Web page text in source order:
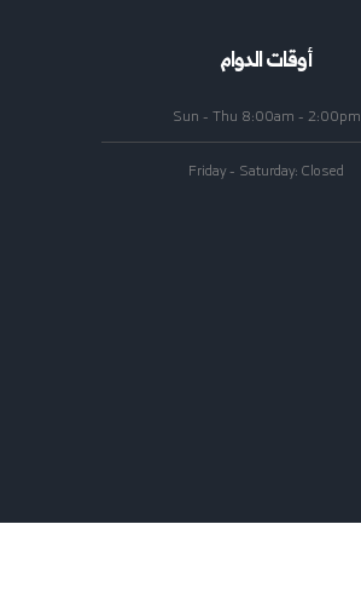
أوقات الدوام
Sun - Thu 8:00am - 2:00pm
Friday - Saturday: Closed